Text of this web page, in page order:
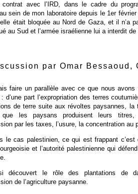
avec l’IRD, dans le cadre du
sein de mon laboratoire depuis le 1er
était bloquée au Nord de Gaza, et il n’a
au Sud et l’armée israélienne lui a interdit de
par Omar Bessaoud,
faire un parallèle avec ce que nous
d’une part l’expropriation des terres
de terre suite aux révoltes paysannes, la
que les paysans produisent leurs
par les taxes, l’usure, la concentration au
le cas palestinien, ce qui est frappant c’est
et l’autorité palestinienne qui
découvert le rôle des plantations de
de l’agriculture paysanne.